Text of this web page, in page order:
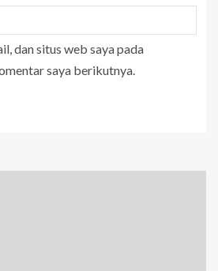
dan situs web saya pada
saya berikutnya.